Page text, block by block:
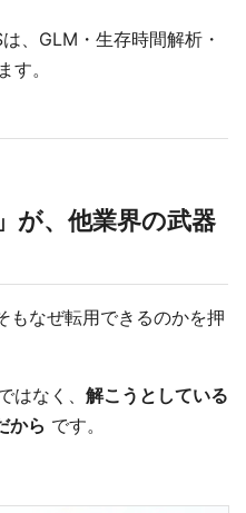
、GLM・生存時間解析・
す。
が、他業界の武器
もなぜ転用できるのかを押
はなく、 解こうとしている
から です。